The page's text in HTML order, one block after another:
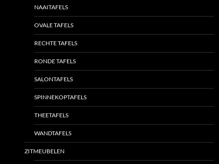
NAAITAFELS
OVALE TAFELS
RECHTE TAFELS
RONDE TAFELS
SALONTAFELS
SPINNEKOPTAFELS
THEETAFELS
WANDTAFELS
ZITMEUBELEN